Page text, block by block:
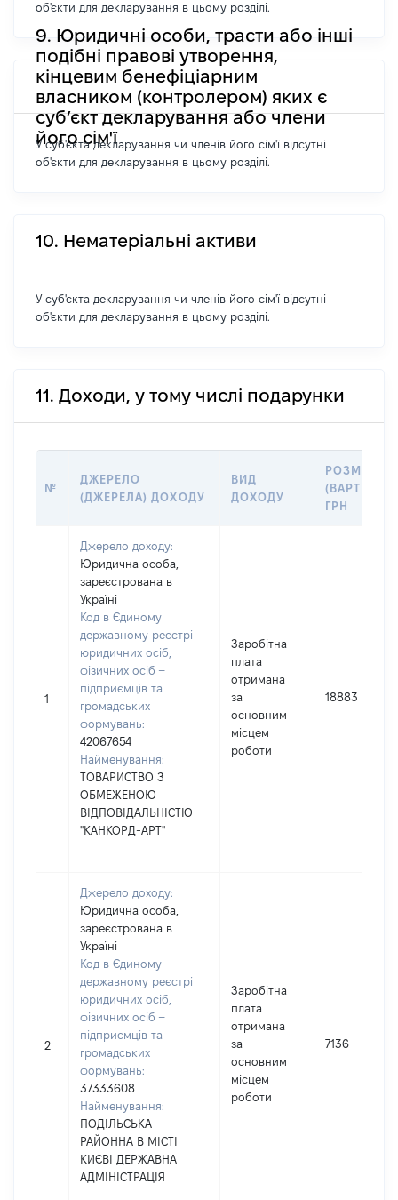
об'єкти для декларування в цьому розділі.
9. Юридичні особи, трасти або інші
подібні правові утворення,
кінцевим бенефіціарним
власником (контролером) яких є
суб’єкт декларування або члени
його сім'ї
У суб'єкта декларування чи членів його сім'ї відсутні
об'єкти для декларування в цьому розділі.
10. Нематеріальні активи
У суб'єкта декларування чи членів його сім'ї відсутні
об'єкти для декларування в цьому розділі.
11. Доходи, у тому числі подарунки
№
ДЖЕРЕЛО
(ДЖЕРЕЛА) ДОХОДУ
ВИД
ДОХОДУ
РОЗМІР
(ВАРТІСТЬ),
ГРН
1
Джерело доходу:
Юридична особа,
зареєстрована в
Україні
Код в Єдиному
державному реєстрі
юридичних осіб,
фізичних осіб –
підприємців та
громадських
формувань:
42067654
Найменування:
ТОВАРИСТВО З
ОБМЕЖЕНОЮ
ВІДПОВІДАЛЬНІСТЮ
"КАНКОРД-АРТ"
Заробітна
плата
отримана
за
основним
місцем
роботи
18883
2
Джерело доходу:
Юридична особа,
зареєстрована в
Україні
Код в Єдиному
державному реєстрі
юридичних осіб,
фізичних осіб –
підприємців та
громадських
формувань:
37333608
Найменування:
ПОДІЛЬСЬКА
РАЙОННА В МІСТІ
КИЄВІ ДЕРЖАВНА
АДМІНІСТРАЦІЯ
Заробітна
плата
отримана
за
основним
місцем
роботи
7136